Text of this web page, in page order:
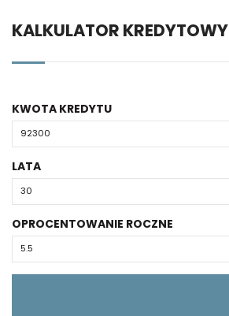
KALKULATOR KREDYTOWY
KWOTA KREDYTU
LATA
OPROCENTOWANIE ROCZNE